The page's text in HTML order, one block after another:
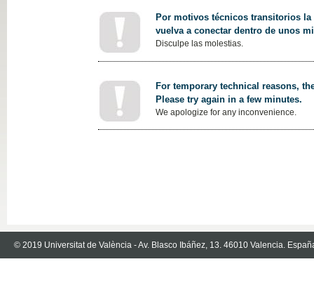
Por motivos técnicos transitorios
vuelva a conectar dentro de unos
Disculpe las molestias.
For temporary technical reasons,
Please try again in a few minutes.
We apologize for any inconvenience.
© 2019 Universitat de València - Av. Blasco Ibáñez, 13. 46010 Valencia.